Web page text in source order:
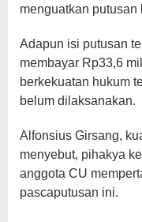
menguatkan putusan
Adapun isi putusan
membayar Rp33,6
berkekuatan hukum
belum dilaksanakan.
Alfonsius Girsang,
menyebut, pihakya
anggota CU
pascaputusan ini.